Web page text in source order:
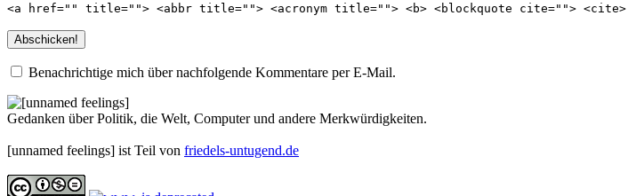
<a href="" title=""> <abbr title=""> <acronym title=""> <b> <blockquote cite=""> <cite>
Benachrichtige mich über nachfolgende Kommentare per E-Mail.
Gedanken über Politik, die Welt, Computer und andere Merkwürdigkeiten.
[unnamed feelings] ist Teil von friedels-untugend.de